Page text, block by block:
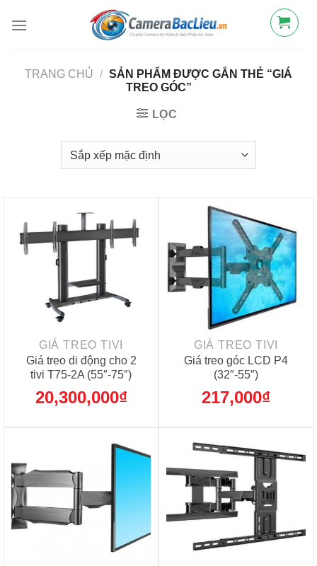
qua
TRANG CHỦ / SẢN PHẨM ĐƯỢC GẮN THẺ “GIÁ
TREO GÓC”
LỌC
GIÁ TREO TIVI
Giá treo di động cho 2
tivi T75-2A (55″-75″)
20,300,000₫
GIÁ TREO TIVI
Giá treo góc LCD P4
(32″-55″)
217,000₫